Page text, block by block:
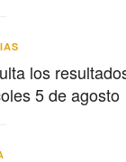
los
5 de agosto